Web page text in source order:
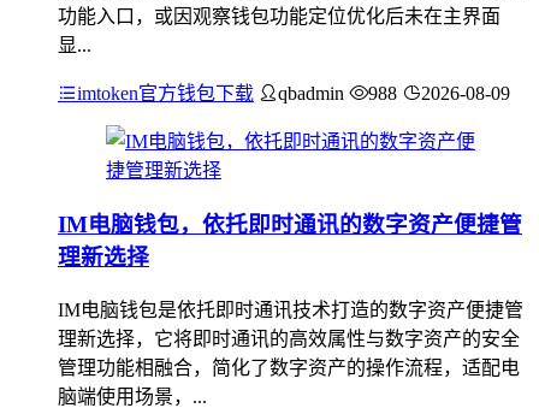
功能入口，或因观察钱包功能定位优化后未在主界面
显...
imtoken官方钱包下载 qbadmin 988 2026-08-09
IM电脑钱包，依托即时通讯的数字资产便捷管
理新选择
IM电脑钱包是依托即时通讯技术打造的数字资产便捷管
理新选择，它将即时通讯的高效属性与数字资产的安全
管理功能相融合，简化了数字资产的操作流程，适配电
脑端使用场景，...